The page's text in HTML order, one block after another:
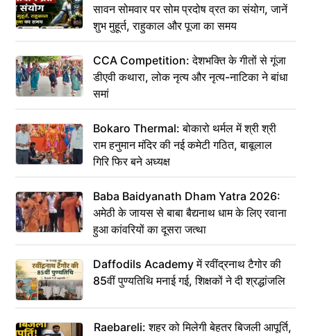
सावन सोमवार पर सोम प्रदोष व्रत का संयोग, जानें
शुभ मुहूर्त, राहुकाल और पूजा का समय
CCA Competition: देशभक्ति के गीतों से गूंजा
डीएवी कथारा, लोक नृत्य और नृत्य-नाटिका ने बांधा
समां
Bokaro Thermal: बोकारो थर्मल में श्री श्री
राम हनुमान मंदिर की नई कमेटी गठित, बाबूलाल
गिरि फिर बने अध्यक्ष
Baba Baidyanath Dham Yatra 2026:
अमेठी के जायस से बाबा बैद्यनाथ धाम के लिए रवाना
हुआ कांवरियों का दूसरा जत्था
Daffodils Academy में रवींद्रनाथ टैगोर की
85वीं पुण्यतिथि मनाई गई, शिक्षकों ने दी श्रद्धांजलि
Raebareli: शहर को मिलेगी बेहतर बिजली आपूर्ति,